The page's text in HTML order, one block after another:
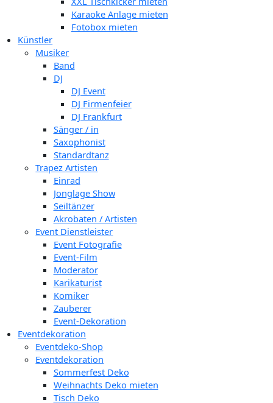
Karaoke Anlage mieten
Fotobox mieten
Künstler
Musiker
Band
DJ
DJ Event
DJ Firmenfeier
DJ Frankfurt
Sänger / in
Saxophonist
Standardtanz
Trapez Artisten
Einrad
Jonglage Show
Seiltänzer
Akrobaten / Artisten
Event Dienstleister
Event Fotografie
Event-Film
Moderator
Karikaturist
Komiker
Zauberer
Event-Dekoration
Eventdekoration
Eventdeko-Shop
Eventdekoration
Sommerfest Deko
Weihnachts Deko mieten
Tisch Deko